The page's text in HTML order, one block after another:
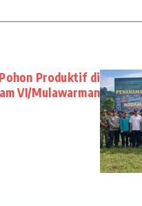
Produktif di
VI/Mulawarman